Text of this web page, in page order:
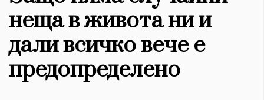
Изкуство
4340
Красота
777
неща в живота ни и
дали всичко вече е
предопределено